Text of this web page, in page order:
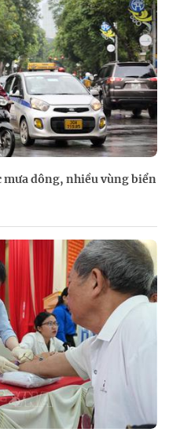
mưa dông, nhiều vùng biển